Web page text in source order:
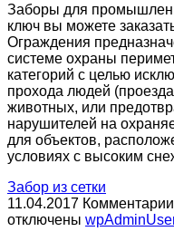
Заборы для
ключ вы можете
Ограждения
системе охраны
категорий с целью
прохода людей
животных, или
нарушителей на
для объектов,
условиях с высоким
Забор из сетки
11.04.2017 Комментарии
отключены